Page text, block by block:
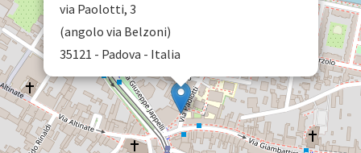
via Paolotti, 3
(angolo via Belzoni)
35121 - Padova - Italia